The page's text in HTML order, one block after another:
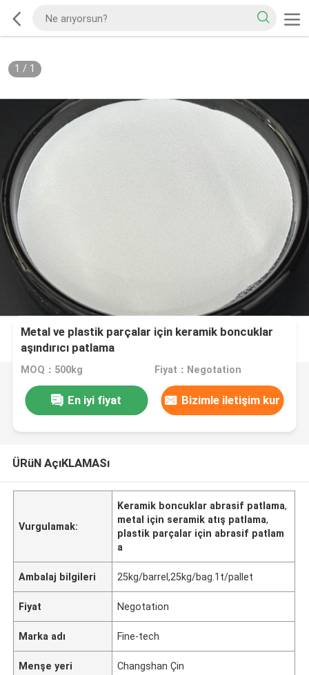
1 / 1
Metal ve plastik parçalar için keramik boncuklar
aşındırıcı patlama
MOQ：500kg Fiyat：Negotation
En iyi fiyat Bizimle iletişim kur
ÜRüN AçıKLAMASı
Vurgulamak:
Keramik boncuklar abrasif patlama,
metal için seramik atış patlama,
plastik parçalar için abrasif patlam
a
Ambalaj bilgileri 25kg/barrel,25kg/bag.1t/pallet
Fiyat Negotation
Marka adı Fine-tech
Menşe yeri Changshan Çin